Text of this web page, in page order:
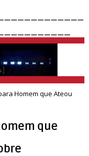
Homem que Ateou
que